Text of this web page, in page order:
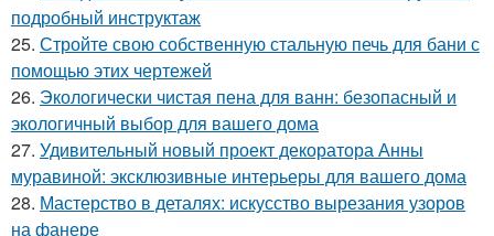
подробный инструктаж
25. Стройте свою собственную стальную печь для бани с
помощью этих чертежей
26. Экологически чистая пена для ванн: безопасный и
экологичный выбор для вашего дома
27. Удивительный новый проект декоратора Анны
муравиной: эксклюзивные интерьеры для вашего дома
28. Мастерство в деталях: искусство вырезания узоров
на фанере